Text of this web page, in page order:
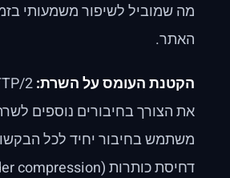
מה שמוביל לשיפור משמעותי
האתר.
הקטנת העומס על השרת:
את הצורך בחיבורים נוספים
משתמש בחיבור יחיד לכל